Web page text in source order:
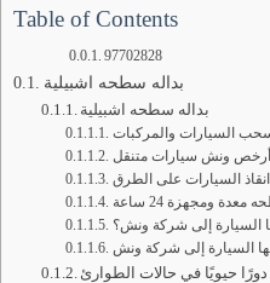
Table of Contents
97702828
بداله سطحه اشبيلية
بداله سطحه اشبيلية
السيارات والمركبات
أرخص ونش سيارات متنقل
السيارات على الطرق
ومجهزة 24 ساعة
السيارة إلى شركة ونش؟
السيارة إلى شركة ونش
حيويًا في حالات الطوارئ